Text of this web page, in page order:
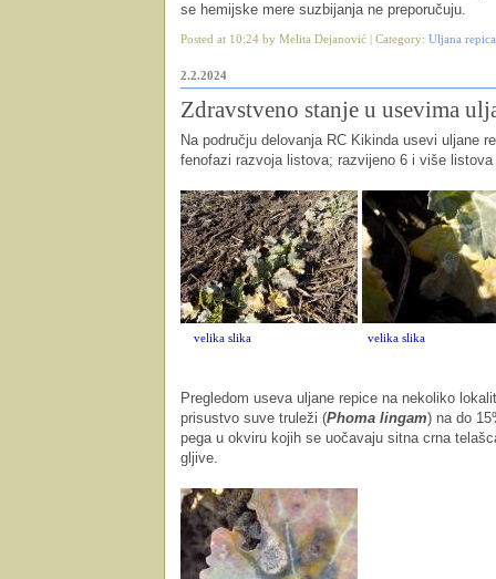
se hemijske mere suzbijanja ne preporučuju.
Posted at 10:24 by Melita Dejanović | Category: Uljana repica
2.2.2024
Zdravstveno stanje u usevima
Na području delovanja RC Kikinda usevi uljane
fenofazi razvoja listova; razvijeno 6 i više listova
velika slika velika slika
Pregledom useva uljane repice na nekoliko
prisustvo suve truleži (Phoma lingam) na do
pega u okviru kojih se uočavaju sitna crna
gljive.